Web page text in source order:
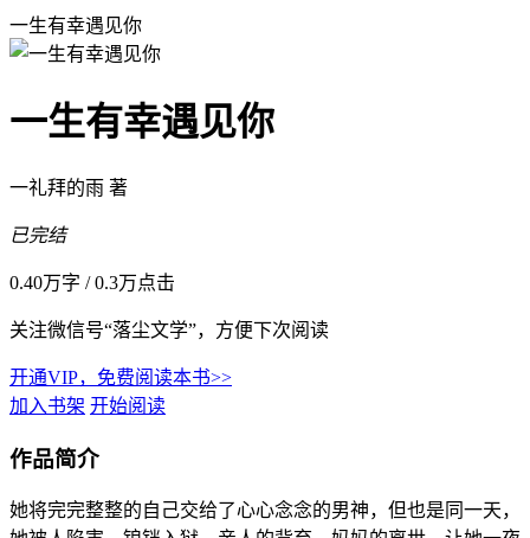
一生有幸遇见你
一生有幸遇见你
一礼拜的雨 著
已完结
0.40万字 /0.3万点击
关注微信号“落尘文学”，方便下次阅读
开通VIP，免费阅读本书>>
加入书架 开始阅读
作品简介
她将完完整整的自己交给了心心念念的男神，但也是同一天，